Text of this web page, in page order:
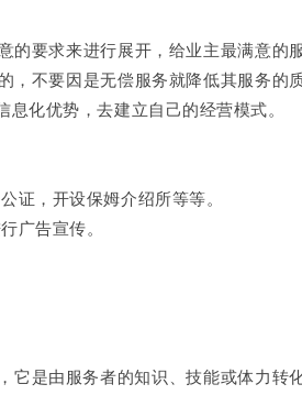
要求来进行展开，给业主最满意的服
不要因是无偿服务就降低其服务的
化优势，去建立自己的经营模式。
，开设保姆介绍所等等。
告宣传。
它是由服务者的知识、技能或体力转